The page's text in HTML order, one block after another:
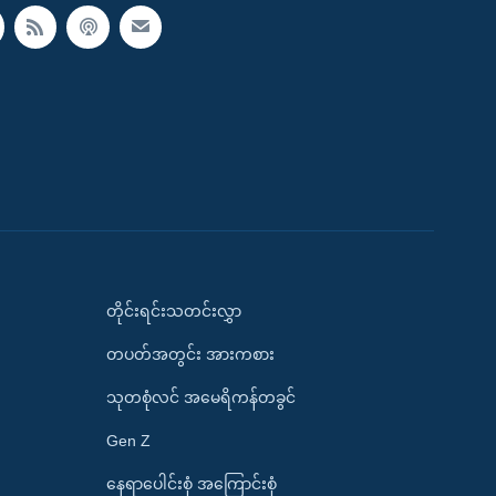
တိုင်းရင်းသတင်းလွှာ
တပတ်အတွင်း အားကစား
သုတစုံလင် အမေရိကန်တခွင်
Gen Z
နေရာပေါင်းစုံ အကြောင်းစုံ